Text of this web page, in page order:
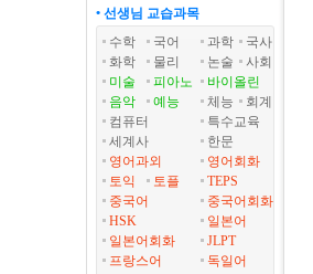
• 선생님 교습과목
수학
국어 과학
국사
화학
물리 논술
사회
미술
피아노
바이올린
음악
예능 체능
회계
컴퓨터
특수교육
세계사
한문
영어과외
영어회화
토익
토플
TEPS
중국어
중국어회화
HSK
일본어
일본어회화
JLPT
프랑스어
독일어